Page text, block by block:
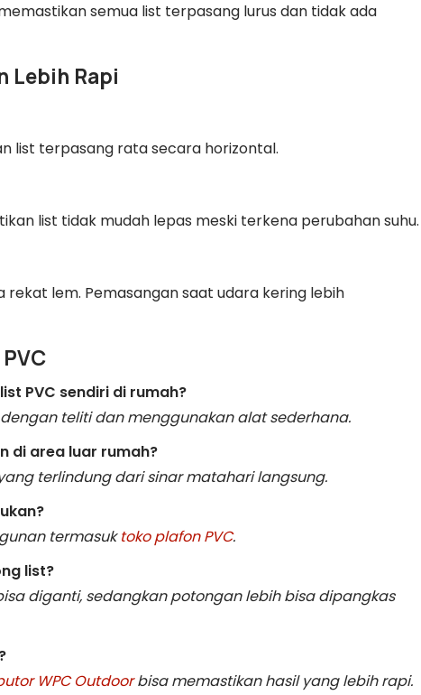
semua list terpasang lurus dan tidak ada
Lebih Rapi
list terpasang rata secara horizontal.
list tidak mudah lepas meski terkena perubahan suhu.
rekat lem. Pemasangan saat udara kering lebih
PVC sendiri di rumah?
teliti dan menggunakan alat sederhana.
di area luar rumah?
terlindung dari sinar matahari langsung.
termasuktoko plafon PVC.
list?
diganti, sedangkan potongan lebih bisa dipangkas
WPC Outdoorbisa memastikan hasil yang lebih rapi.